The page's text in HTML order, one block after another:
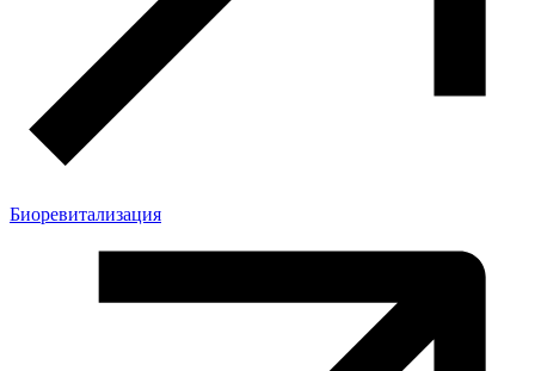
Биоревитализация